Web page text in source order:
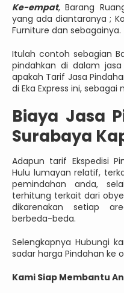
Ke-empat, Barang
yang ada diantaranya ;
Furniture dan sebagainya.
Itulah contoh sebagian
pindahkan di dalam
apakah Tarif Jasa
di Eka Express ini, sebagai
Biaya Jasa
Surabaya
Adapun tarif Ekspedisi
Hulu lumayan relatif,
pemindahan anda,
terhitung terkait dari
dikarenakan setiap
berbeda-beda.
Selengkapnya Hubungi
sadar harga Pindahan ke
Kami Siap Membantu